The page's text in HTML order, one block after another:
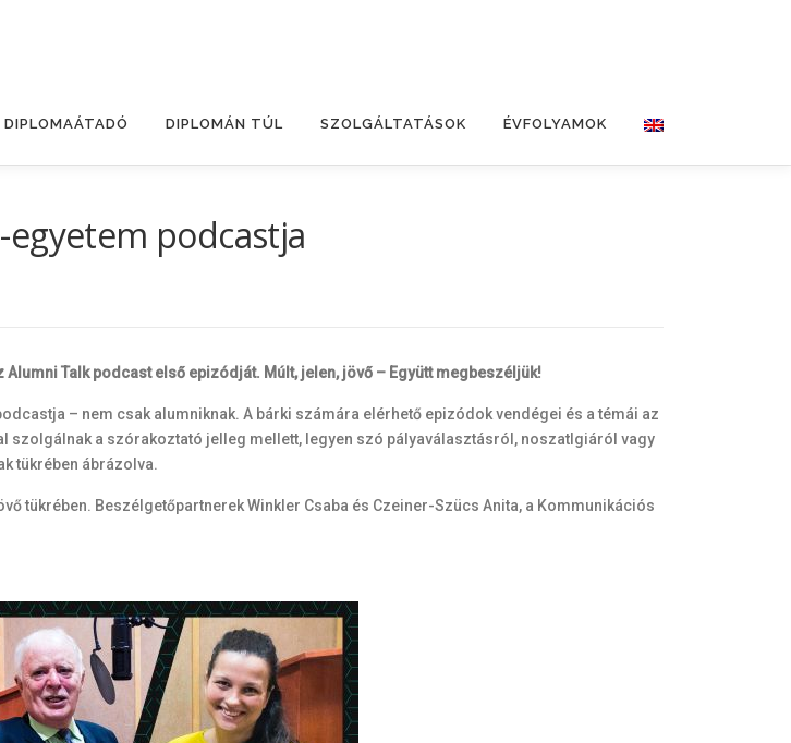
DIPLOMAÁTADÓ DIPLOMÁN TÚL SZOLGÁLTATÁSOK ÉVFOLYAMOK
egyetem podcastja
Talk podcast első epizódját. Múlt, jelen, jövő – Együtt megbeszéljük!
– nem csak alumniknak. A bárki számára elérhető epizódok vendégei és a témái az
a szórakoztató jelleg mellett, legyen szó pályaválasztásról, noszatlgiáról vagy
tükrében ábrázolva.
tükrében. Beszélgetőpartnerek Winkler Csaba és Czeiner-Szücs Anita, a Kommunikációs